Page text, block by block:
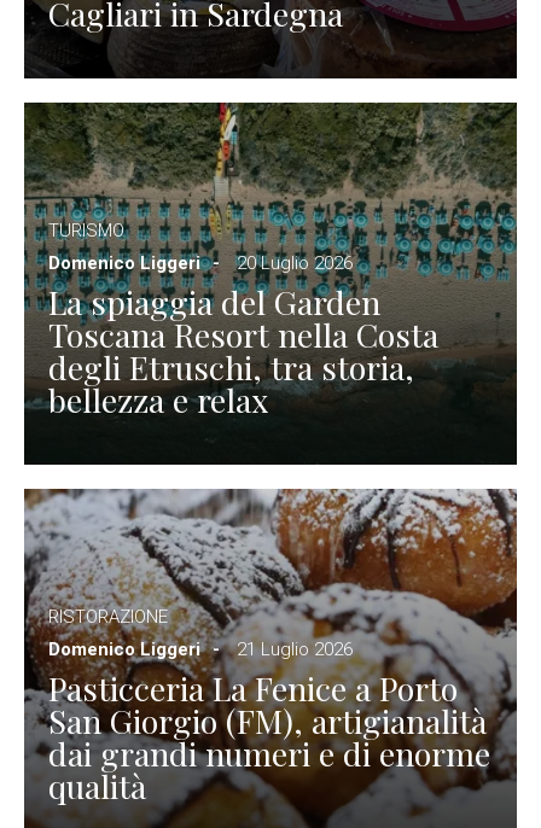
Cagliari in Sardegna
TURISMO
Domenico Liggeri
20 Luglio 2026
La spiaggia del Garden
Toscana Resort nella Costa
degli Etruschi, tra storia,
bellezza e relax
RISTORAZIONE
Domenico Liggeri
21 Luglio 2026
Pasticceria La Fenice a Porto
San Giorgio (FM), artigianalità
dai grandi numeri e di enorme
qualità